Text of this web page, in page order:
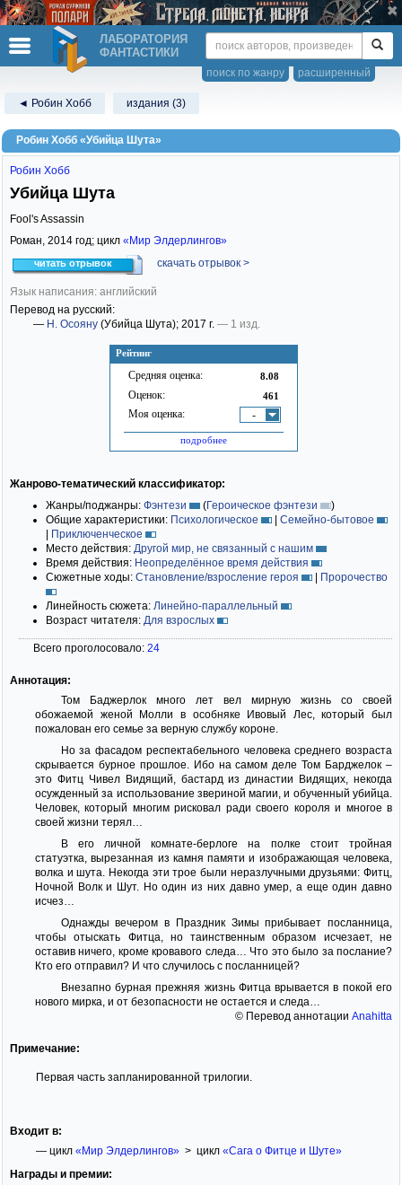
ЛАБОРАТОРИЯ
ФАНТАСТИКИ
расширенный
поиск по жанру
◄ Робин Хобб издания (3)
Робин Хобб «Убийца Шута»
Рейтинг
Средняя оценка: 8.08
Оценок: 461
Моя оценка: -
подробнее
Робин Хобб
Убийца Шута
Fool's Assassin
Роман, 2014 год; цикл «Мир Элдерлингов»
читать отрывок скачать отрывок >
Язык написания: английский
Перевод на русский:
— Н. Осояну (Убийца Шута); 2017 г. — 1 изд.
Жанрово-тематический классификатор:
Жанры/поджанры: Фэнтези (Героическое фэнтези
)
Общие характеристики: Психологическое | Семейно-бытовое
| Приключенческое
Место действия: Другой мир, не связанный с нашим
Время действия: Неопределённое время действия
Сюжетные ходы: Становление/взросление героя | Пророчество
Линейность сюжета: Линейно-параллельный
Возраст читателя: Для взрослых
Всего проголосовало: 24
Аннотация:
Том Баджерлок много лет вел мирную жизнь со своей
обожаемой женой Молли в особняке Ивовый Лес, который был
пожалован его семье за верную службу короне.
Но за фасадом респектабельного человека среднего возраста
скрывается бурное прошлое. Ибо на самом деле Том Барджелок –
это Фитц Чивел Видящий, бастард из династии Видящих, некогда
осужденный за использование звериной магии, и обученный убийца.
Человек, который многим рисковал ради своего короля и многое в
своей жизни терял…
В его личной комнате-берлоге на полке стоит тройная
статуэтка, вырезанная из камня памяти и изображающая человека,
волка и шута. Некогда эти трое были неразлучными друзьями: Фитц,
Ночной Волк и Шут. Но один из них давно умер, а еще один давно
исчез…
Однажды вечером в Праздник Зимы прибывает посланница,
чтобы отыскать Фитца, но таинственным образом исчезает, не
оставив ничего, кроме кровавого следа… Что это было за послание?
Кто его отправил? И что случилось с посланницей?
Внезапно бурная прежняя жизнь Фитца врывается в покой его
нового мирка, и от безопасности не остается и следа…
© Перевод аннотации Anahitta
Примечание:
Первая часть запланированной трилогии.
Входит в:
— цикл «Мир Элдерлингов»> цикл «Сага о Фитце и Шуте»
Награды и премии: